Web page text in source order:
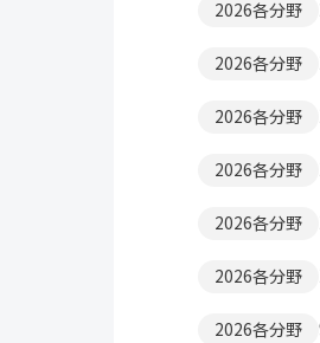
2026各分野
2026各分野
2026各分野
2026各分野
2026各分野
2026各分野
2026各分野